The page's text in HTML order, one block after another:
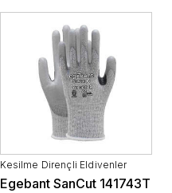
Kesilme Dirençli Eldivenler
Egebant SanCut 141743T